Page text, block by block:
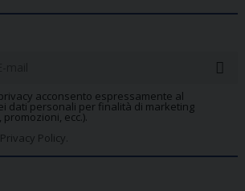
acconsento espressamente al
dati personali per finalità di marketing
ecc.).
Policy.